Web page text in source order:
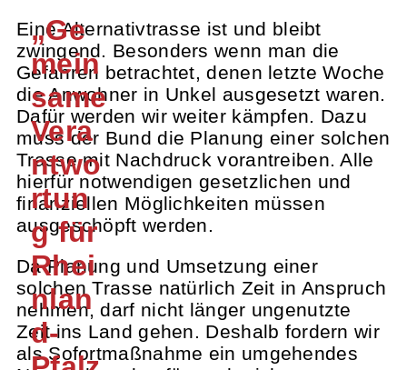
Eine Alternativtrasse ist und bleibt
zwingend. Besonders wenn man die
Gefahren betrachtet, denen letzte Woche
die Anwohner in Unkel ausgesetzt waren.
Dafür werden wir weiter kämpfen. Dazu
muss der Bund die Planung einer solchen
Trasse mit Nachdruck vorantreiben. Alle
hierfür notwendigen gesetzlichen und
finanziellen Möglichkeiten müssen
ausgeschöpft werden.
Da Planung und Umsetzung einer
solchen Trasse natürlich Zeit in Anspruch
nehmen, darf nicht länger ungenutzte
Zeit ins Land gehen. Deshalb fordern wir
als Sofortmaßnahme ein umgehendes
„Ge
mein
same
Vera
ntwo
rtun
g für
Rhei
nlan
d-